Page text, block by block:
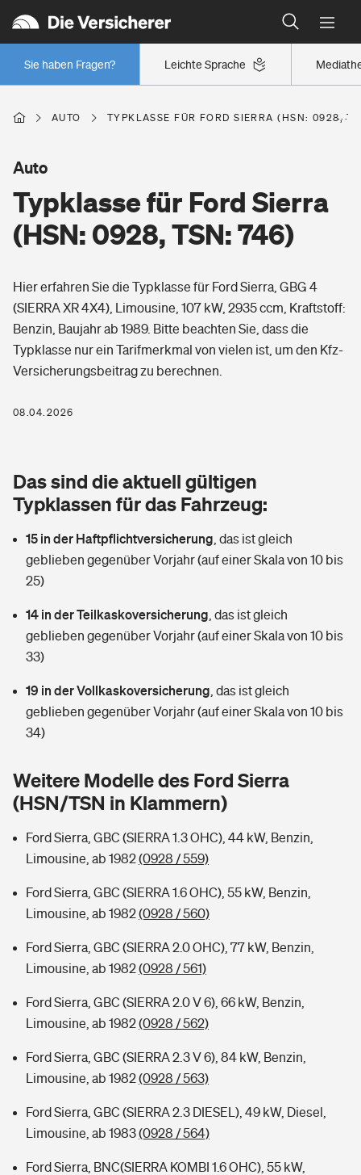
Leichte Sprache
Sie haben Fragen?
Wer versichert was: Jetzt Versicherer finden
Regionalklassen: So ist Ihre Region eingestuft
Wer versichert was: Jetzt Versicherer finden
Berufsunfähigkeitsversicherung
Erwerbsunfähigkeitsversicherung
Grundfähigkeitsversicherung
Arbeitsrechtsschutz
Berufshaftpflichtversicherung
Zur Übersicht
Tools
Wer versichert was: Jetzt Versicherer finden
Sie haben Fragen?
Wohnen
Elementarversicherung
Glasversicherung
Mietkautionsversicherung
Restkreditversicherung
Zur Übersicht
Tools
Wer versichert was: Jetzt Versicherer finden
Sie haben Fragen?
Freizeit
Pri­vate Haft­pflicht­
Kinderunfall­ver­si­che­rung
Kinderinvalidität
Hundehalter-Haftpflicht
Handyversicherung
Musikinstrumentenversicherung
Zur Übersicht
Kinderunfall-Check: Mehr Sicherheit für deine Kids
Typklassen: So ist Ihr Auto eingestuft
Gesundheit
Private Krankenversicherung
Dread-Disease-Versicherung
Tierkrankenversicherung
Zur Übersicht
Tools
Wer versichert was: Jetzt Versicherer finden
Sie haben Fragen?
Rentenrechner: Wie viel Geld bekomme ich im Alter?
AUTO TYPKLASSE FÜR FORD SIERRA (HSN: 0928,
Typklasse für Ford Sierra
(HSN: 0928, TSN: 746)
Auto
Hier erfahren Sie die Typklasse für Ford Sierra, GBG 4
(SIERRA XR 4X4), Limousine, 107 kW, 2935 ccm, Kraftstoff:
Benzin, Baujahr ab 1989. Bitte beachten Sie, dass die
Typklasse nur ein Tarifmerkmal von vielen ist, um den Kfz-
Versicherungsbeitrag zu berechnen.
08.04.2026
Das sind die aktuell gültigen
Typklassen für das Fahrzeug:
15 in der Haftpflichtversicherung das ist gleich
geblieben gegenüber Vorjahr (auf einer Skala von 10 bis
25)
14 in der Teilkaskoversicherung das ist gleich
geblieben gegenüber Vorjahr (auf einer Skala von 10 bis
33)
19 in der Vollkaskoversicherung das ist gleich
geblieben gegenüber Vorjahr (auf einer Skala von 10 bis
34)
Weitere Modelle des Ford Sierra
(HSN/TSN in Klammern)
Ford Sierra, GBC (SIERRA 1.3 OHC), 44 kW, Benzin,
Limousine, ab 1982(0928 / 559)
Ford Sierra, GBC (SIERRA 1.6 OHC), 55 kW, Benzin,
Limousine, ab 1982(0928 / 560)
Ford Sierra, GBC (SIERRA 2.0 OHC), 77 kW, Benzin,
Limousine, ab 1982(0928 / 561)
Ford Sierra, GBC (SIERRA 2.0 V 6), 66 kW, Benzin,
Limousine, ab 1982(0928 / 562)
Ford Sierra, GBC (SIERRA 2.3 V 6), 84 kW, Benzin,
Limousine, ab 1982(0928 / 563)
Ford Sierra, GBC (SIERRA 2.3 DIESEL), 49 kW, Diesel,
Limousine, ab 1983(0928 / 564)
Ford Sierra, BNC(SIERRA KOMBI 1.6 OHC), 55 kW,